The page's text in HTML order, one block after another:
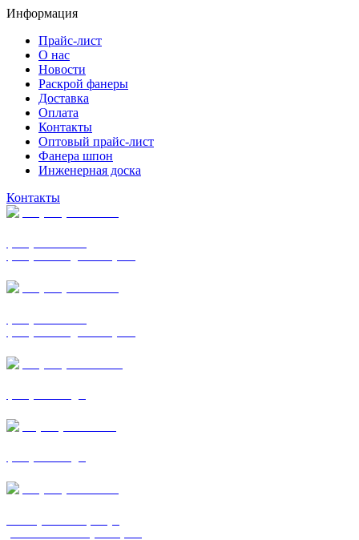
Информация
Прайс-лист
О нас
Новости
Раскрой фанеры
Доставка
Оплата
Контакты
Оптовый прайс-лист
Фанера шпон
Инженерная доска
Контакты